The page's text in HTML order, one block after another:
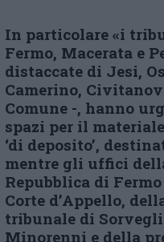
In particolare «i
Fermo, Macerata e
distaccate di Jesi,
Camerino,
Comune -, hanno
spazi per il
‘di deposito’,
mentre gli uffici
Repubblica di
Corte d’Appello,
tribunale di
Minorenni e della